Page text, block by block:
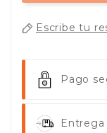
Escribe tu
Pago
Entrega